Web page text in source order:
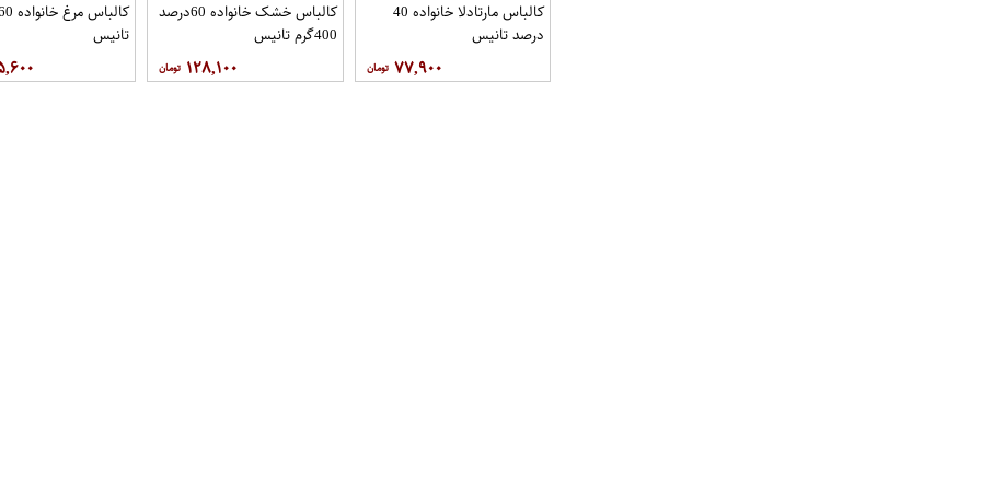
کالباس مارتادلا خانواده 40
درصد تانیس
۷۷,۹۰۰
کالباس خشک خانواده 60درصد
400گرم تانیس
۱۲۸,۱۰۰
تانیس